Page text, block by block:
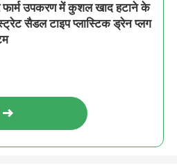
उपकरण में कुशल खाद हटाने के
सैडल टाइप प्लास्टिक ड्रेन प्लग